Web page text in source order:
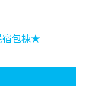
宿包棟★